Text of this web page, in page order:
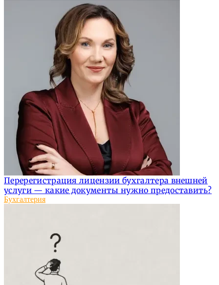
Перерегистрация лицензии бухгалтера внешней
услуги — какие документы нужно предоставить?
Бухгалтерия